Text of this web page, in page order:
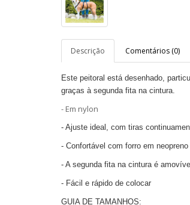
Descrição Comentários (0)
Este peitoral está desenhado, p
graças à segunda fita na cintura.
- Em nylon
- Ajuste ideal, com tiras
- Confortável com forro em neopreno
- A segunda fita na cintura é amovível
- Fácil e rápido de colocar
GUIA DE TAMANHOS: